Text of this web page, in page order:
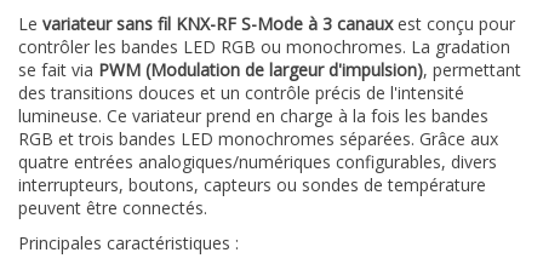
Le variateur sans fil KNX-RF S-Mode à 3 canauxest conçu pour
contrôler les bandes LED RGB ou monochromes. La gradation
se fait via PWM (Modulation de largeur d'impulsion), permettant
des transitions douces et un contrôle précis de l'intensité
lumineuse. Ce variateur prend en charge à la fois les bandes
RGB et trois bandes LED monochromes séparées. Grâce aux
quatre entrées analogiques/numériques configurables, divers
interrupteurs, boutons, capteurs ou sondes de température
peuvent être connectés.
Principales caractéristiques :